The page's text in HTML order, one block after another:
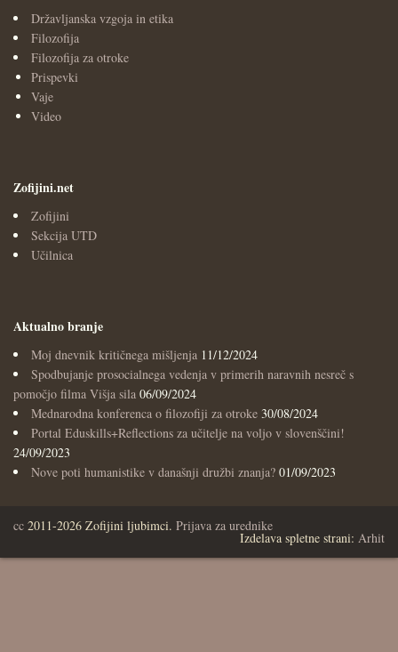
Državljanska vzgoja in etika
Filozofija
Filozofija za otroke
Prispevki
Vaje
Video
Zofijini.net
Zofijini
Sekcija UTD
Učilnica
Aktualno branje
Moj dnevnik kritičnega mišljenja 11/12/2024
Spodbujanje prosocialnega vedenja v primerih naravnih nesreč s
pomočjo filma Višja sila 06/09/2024
Mednarodna konferenca o filozofiji za otroke 30/08/2024
Portal Eduskills+Reflections za učitelje na voljo v slovenščini!
24/09/2023
Nove poti humanistike v današnji družbi znanja? 01/09/2023
cc 2011-2026 Zofijini ljubimci. Prijava za urednike
Izdelava spletne strani: Arhit